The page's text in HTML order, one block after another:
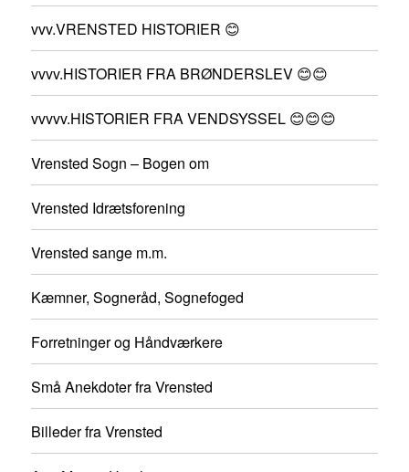
vvv.VRENSTED HISTORIER 😊
vvvv.HISTORIER FRA BRØNDERSLEV 😊😊
vvvvv.HISTORIER FRA VENDSYSSEL 😊😊😊
Vrensted Sogn – Bogen om
Vrensted Idrætsforening
Vrensted sange m.m.
Kæmner, Sogneråd, Sognefoged
Forretninger og Håndværkere
Små Anekdoter fra Vrensted
Billeder fra Vrensted